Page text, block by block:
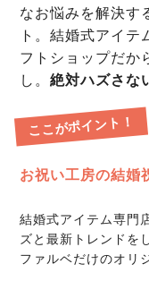
なお悩みを解決す
ト。結婚式アイ
フトショップだか
し。絶対ハズさな
ここがポイント！
お祝い工房の結婚
結婚式アイテム専門
ズと最新トレンドを
ファルベだけのオリ